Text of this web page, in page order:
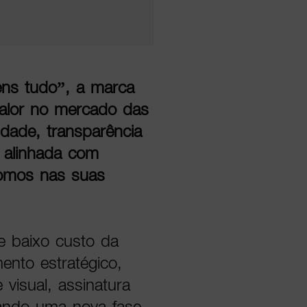
tudo”, a marca
no mercado das
transparência
com
nas suas
baixo custo da
estratégico,
assinatura